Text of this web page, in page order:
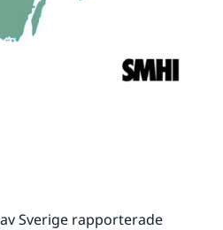
Sverige rapporterade